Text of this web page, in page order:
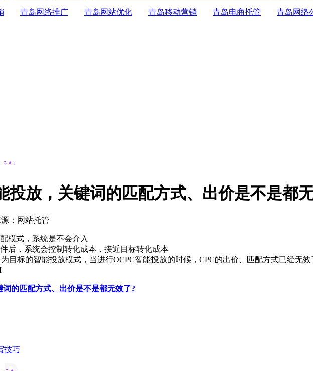
青岛网络推广 青岛网站优化 青岛移动营销 青岛电商托管 青岛网络
投放，关键词的匹配方式、出价是不是都
：网站托管
式，系统是不会介入
，系统会控制转化成本，接近目标转化成本
标的智能投放模式，当进行OCPC智能投放的时候，CPC的出价、匹配方式已经无
的匹配方式、出价是不是都无效了?
技巧